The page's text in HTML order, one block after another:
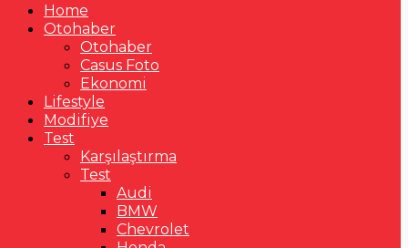
Home
Otohaber
Otohaber
Casus Foto
Ekonomi
Lifestyle
Modifiye
Test
Karşılaştırma
Test
Audi
BMW
Chevrolet